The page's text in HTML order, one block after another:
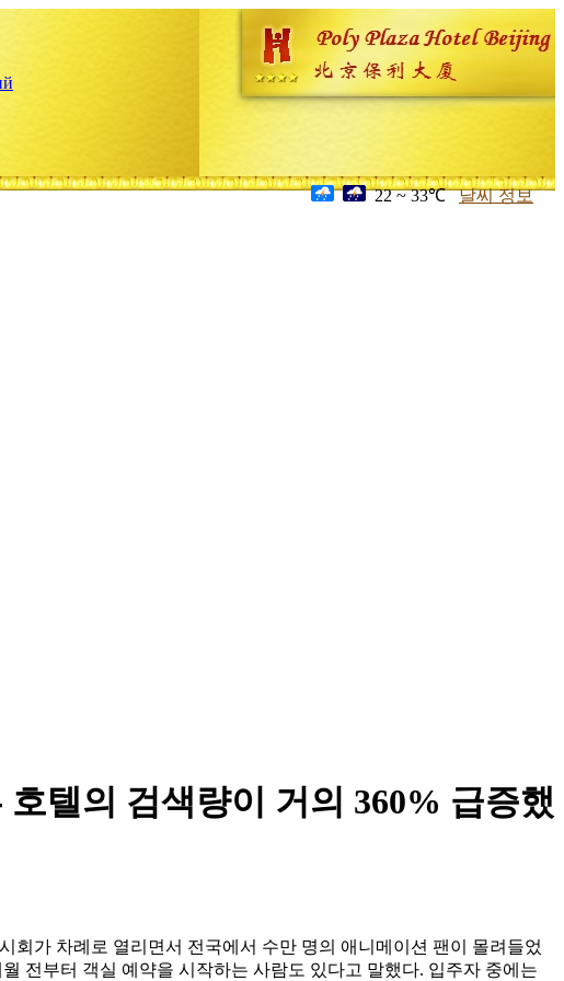
22 ~ 33℃ 날씨 정보
텔의 검색량이 거의 360% 급증했
회가 차례로 열리면서 전국에서 수만 명의 애니메이션 팬이 몰려들었
전부터 객실 예약을 시작하는 사람도 있다고 말했다. 입주자 중에는